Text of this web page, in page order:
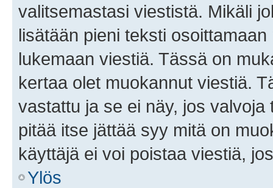
valitsemastasi viestistä. Mikäli
lisätään pieni teksti
lukemaan viestiä. Tässä on
kertaa olet muokannut viestiä.
vastattu ja se ei näy, jos
pitää itse jättää syy mitä on
käyttäjä ei voi poistaa viestiä,
Ylös